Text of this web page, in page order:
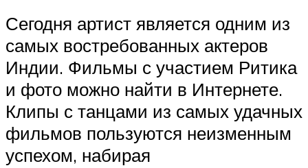
Сегодня артист является одним из
самых востребованных актеров
Индии. Фильмы с участием Ритика
и фото можно найти в Интернете.
Клипы с танцами из самых удачных
фильмов пользуются неизменным
успехом, набирая